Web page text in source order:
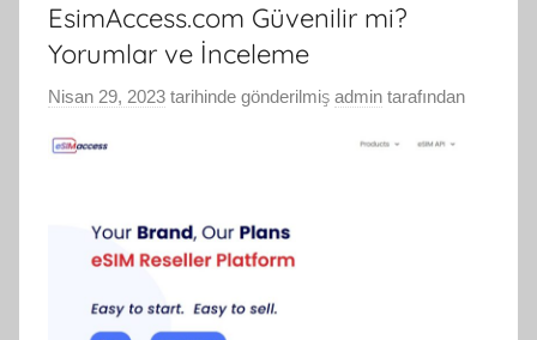
EsimAccess.com Güvenilir mi?
Yorumlar ve İnceleme
Nisan 29, 2023 tarihinde gönderilmiş admin tarafından